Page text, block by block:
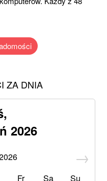
ZA DNIA
2026
Fr Sa Su